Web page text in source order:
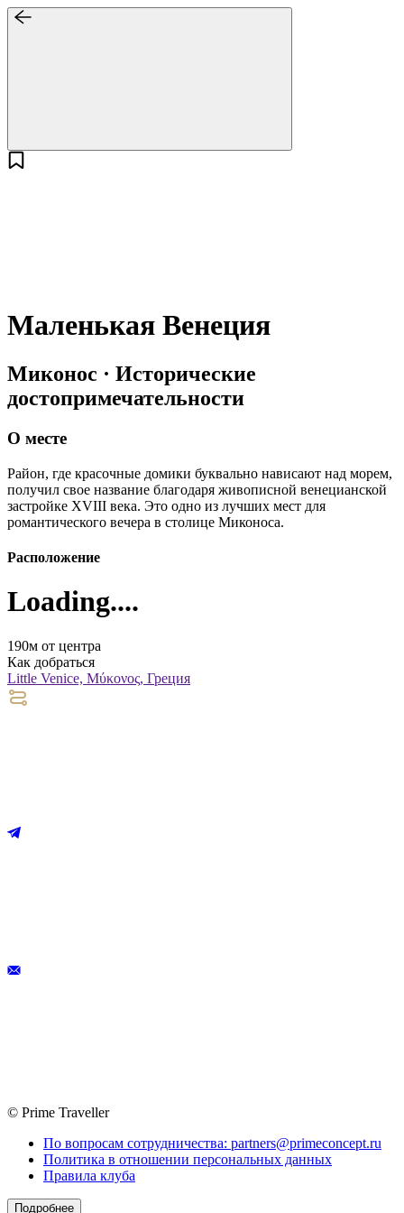
Маленькая Венеция
Миконос · Исторические
достопримечательности
О месте
Район, где красочные домики буквально нависают над морем,
получил свое название благодаря живописной венецианской
застройке XVIII века. Это одно из лучших мест для
романтического вечера в столице Миконоса.
Расположение
Loading....
190м от центра
Как добраться
Little Venice, Μύκονος, Греция
© Prime Traveller
По вопросам сотрудничества: partners@primeconcept.ru
Политика в отношении персональных данных
Правила клуба
Подробнее